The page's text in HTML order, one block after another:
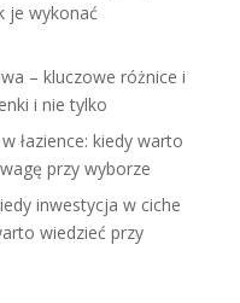
je wykonać
– kluczowe różnice i
i nie tylko
łazience: kiedy warto
przy wyborze
inwestycja w ciche
wiedzieć przy